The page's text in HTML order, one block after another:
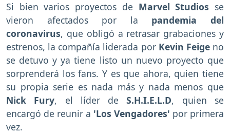
Si bien varios proyectos de Marvel Studios se
vieron afectados por la pandemia del
coronavirus, que obligó a retrasar grabaciones y
estrenos, la compañía liderada por Kevin Feige no
se detuvo y ya tiene listo un nuevo proyecto que
sorprenderá los fans. Y es que ahora, quien tiene
su propia serie es nada más y nada menos que
Nick Fury, el líder deS.H.I.E.L.D, quien se
encargó de reunir a 'Los Vengadores' por primera
vez.